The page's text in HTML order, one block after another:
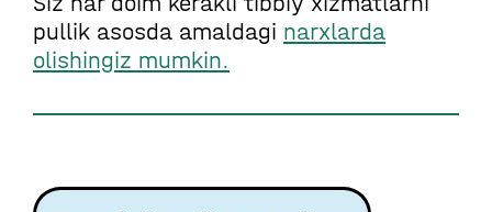
pullik asosda amaldagi narxlarda
olishingiz mumkin.